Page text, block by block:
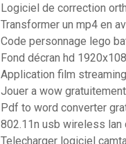
Logiciel de correction
Transformer un mp4 en
Code personnage lego
Fond décran hd
Application film
Jouer a wow
Pdf to word converter
802.11n usb wireless lan
Telecharger logiciel